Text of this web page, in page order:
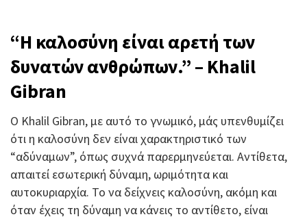
“Η καλοσύνη είναι αρετή των
δυνατών ανθρώπων.” – Khalil
Gibran
Ο Khalil Gibran, με αυτό το γνωμικό, μάς υπενθυμίζει
ότι η καλοσύνη δεν είναι χαρακτηριστικό των
“αδύναμων”, όπως συχνά παρερμηνεύεται. Αντίθετα,
απαιτεί εσωτερική δύναμη, ωριμότητα και
αυτοκυριαρχία. Το να δείχνεις καλοσύνη, ακόμη και
όταν έχεις τη δύναμη να κάνεις το αντίθετο, είναι